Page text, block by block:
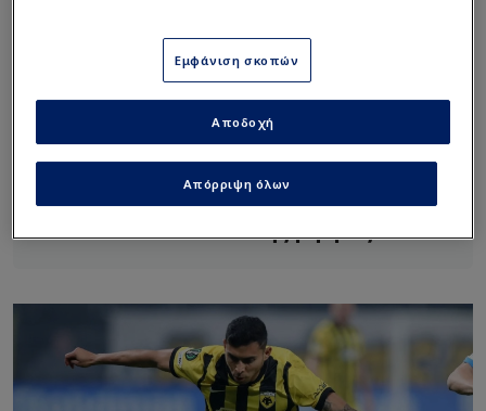
Διαβάστε επίσης...
ΑΕΚ: Δεν θα υπάρξει
πρόβλημα στο οικονομικό
με Πινέδα (ΒΙΝΤΕΟ)
Θέλουν Πινέδα; Μόνο έτσι
παραχωρείται από την ΑΕΚ
- Το ποσό της ρήτρας
Εμφάνιση σκοπών
Απόρριψη όλων
Αποδοχή